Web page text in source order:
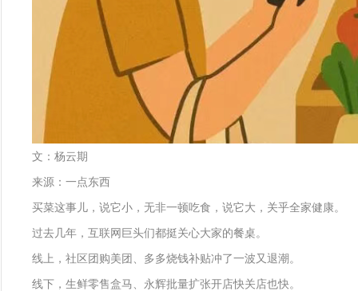
文：杨云期
来源：一点东西
买菜这事儿，说它小，无非一顿吃食，说它大，关乎全家健康。
过去几年，互联网巨头们都挺关心大家的餐桌。
线上，社区团购美团、多多烧钱补贴冲了一波又退潮。
线下，生鲜零售盒马、永辉批量扩张开店快关店也快。